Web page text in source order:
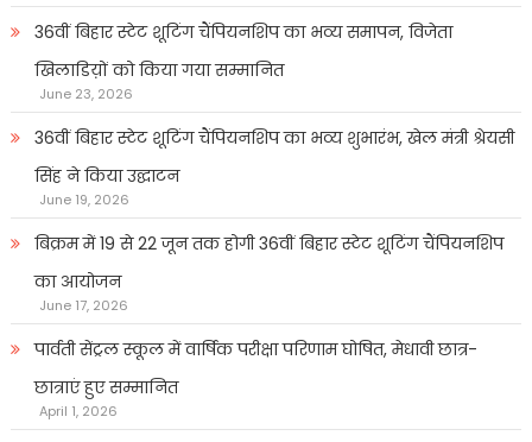
36वीं बिहार स्टेट शूटिंग चैंपियनशिप का भव्य समापन, विजेता
खिलाडिय़ों को किया गया सम्मानित
June 23, 2026
36वीं बिहार स्टेट शूटिंग चैंपियनशिप का भव्य शुभारंभ, खेल मंत्री श्रेयसी
सिंह ने किया उद्घाटन
June 19, 2026
बिक्रम में 19 से 22 जून तक होगी 36वीं बिहार स्टेट शूटिंग चैंपियनशिप
का आयोजन
June 17, 2026
पार्वती सेंट्रल स्कूल में वार्षिक परीक्षा परिणाम घोषित, मेधावी छात्र-
छात्राएं हुए सम्मानित
April 1, 2026